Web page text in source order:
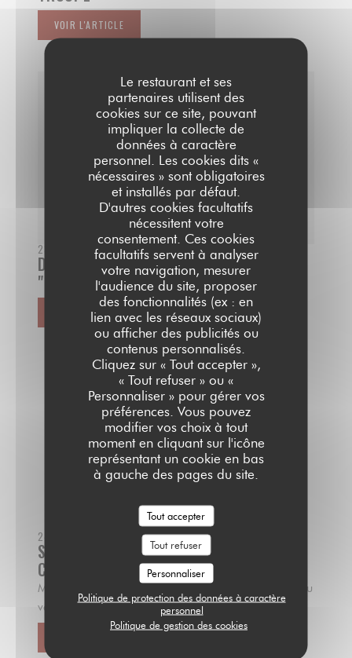
Le restaurant et ses
partenaires utilisent des
cookies sur ce site, pouvant
impliquer la collecte de
données à caractère
personnel. Les cookies dits «
nécessaires » sont obligatoires
et installés par défaut.
D'autres cookies facultatifs
nécessitent votre
consentement. Ces cookies
facultatifs servent à analyser
votre navigation, mesurer
l'audience du site, proposer
des fonctionnalités (ex : en
lien avec les réseaux sociaux)
ou afficher des publicités ou
contenus personnalisés.
Cliquez sur « Tout accepter »,
« Tout refuser » ou «
Personnaliser » pour gérer vos
préférences. Vous pouvez
modifier vos choix à tout
moment en cliquant sur l'icône
représentant un cookie en bas
à gauche des pages du site.
Tout accepter
Tout refuser
Personnaliser
Politique de protection des données à caractère
personnel
Politique de gestion des cookies
VOIR L'ARTICLE((OUVRE UNE NOUVELLE FENÊTRE))
23/09/2021
DANSE, RYTHME ET CHANSON AU
"CABARET SHOW"
VOIR L'ARTICLE((OUVRE UNE NOUVELLE FENÊTRE))
24/06/2021
SOIRÉE CABARET AU SARRAIL AVEC
CORINNE KUZMA
Merci à l'Est-Éclair pour ce bel article sur la soirée du
vendredi 18 Juin 2021 avec notre Corinne Kuzma.